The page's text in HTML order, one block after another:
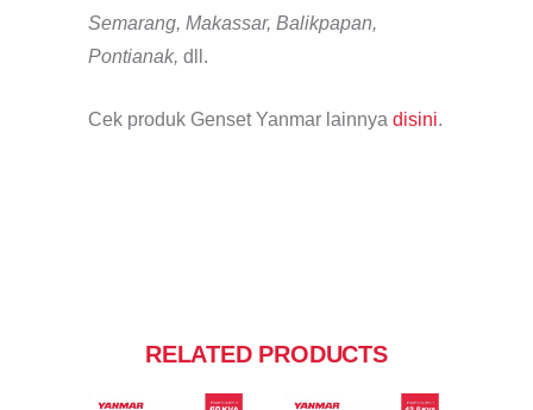
Semarang, Makassar, Balikpapan,
Pontianak, dll.
Cek produk Genset Yanmar lainnya disini.
RELATED PRODUCTS